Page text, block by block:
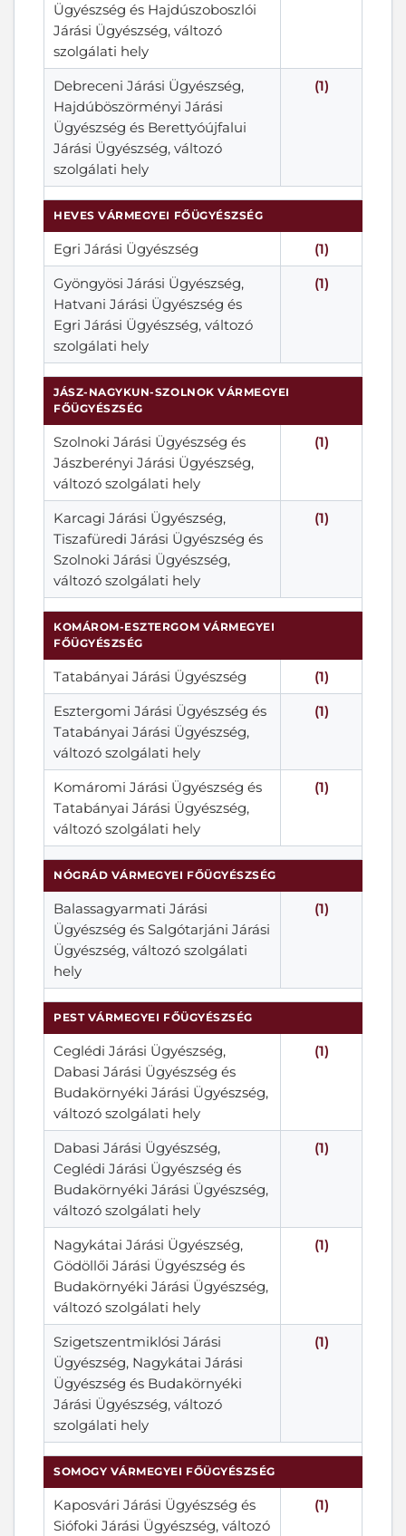
Ügyészség és Hajdúszoboszlói
Járási Ügyészség, változó
szolgálati hely
Debreceni Járási Ügyészség,
Hajdúböszörményi Járási
Ügyészség és Berettyóújfalui
Járási Ügyészség, változó
szolgálati hely
(1)
HEVES VÁRMEGYEI FŐÜGYÉSZSÉG
Egri Járási Ügyészség
(1)
Gyöngyösi Járási Ügyészség,
Hatvani Járási Ügyészség és
Egri Járási Ügyészség, változó
szolgálati hely
(1)
JÁSZ-NAGYKUN-SZOLNOK VÁRMEGYEI
FŐÜGYÉSZSÉG
Szolnoki Járási Ügyészség és
Jászberényi Járási Ügyészség,
változó szolgálati hely
(1)
Karcagi Járási Ügyészség,
Tiszafüredi Járási Ügyészség és
Szolnoki Járási Ügyészség,
változó szolgálati hely
(1)
KOMÁROM-ESZTERGOM VÁRMEGYEI
FŐÜGYÉSZSÉG
Tatabányai Járási Ügyészség
(1)
Esztergomi Járási Ügyészség és
Tatabányai Járási Ügyészség,
változó szolgálati hely
(1)
Komáromi Járási Ügyészség és
Tatabányai Járási Ügyészség,
változó szolgálati hely
(1)
NÓGRÁD VÁRMEGYEI FŐÜGYÉSZSÉG
Balassagyarmati Járási
Ügyészség és Salgótarjáni Járási
Ügyészség, változó szolgálati
hely
(1)
PEST VÁRMEGYEI FŐÜGYÉSZSÉG
Ceglédi Járási Ügyészség,
Dabasi Járási Ügyészség és
Budakörnyéki Járási Ügyészség,
változó szolgálati hely
(1)
Dabasi Járási Ügyészség,
Ceglédi Járási Ügyészség és
Budakörnyéki Járási Ügyészség,
változó szolgálati hely
(1)
Nagykátai Járási Ügyészség,
Gödöllői Járási Ügyészség és
Budakörnyéki Járási Ügyészség,
változó szolgálati hely
(1)
Szigetszentmiklósi Járási
Ügyészség, Nagykátai Járási
Ügyészség és Budakörnyéki
Járási Ügyészség, változó
szolgálati hely
(1)
SOMOGY VÁRMEGYEI FŐÜGYÉSZSÉG
Kaposvári Járási Ügyészség és
Siófoki Járási Ügyészség, változó
(1)